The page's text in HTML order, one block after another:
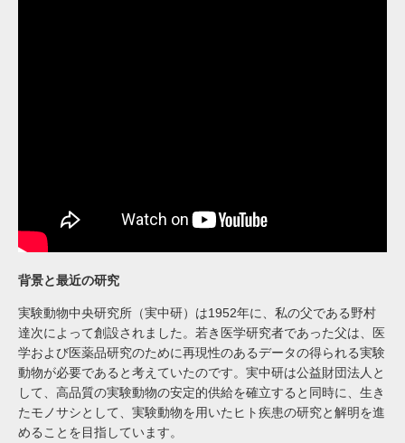
背景と最近の研究
実験動物中央研究所（実中研）は1952年に、私の父である野村
達次によって創設されました。若き医学研究者であった父は、医
学および医薬品研究のために再現性のあるデータの得られる実験
動物が必要であると考えていたのです。実中研は公益財団法人と
して、高品質の実験動物の安定的供給を確立すると同時に、生き
たモノサシとして、実験動物を用いたヒト疾患の研究と解明を進
めることを目指しています。